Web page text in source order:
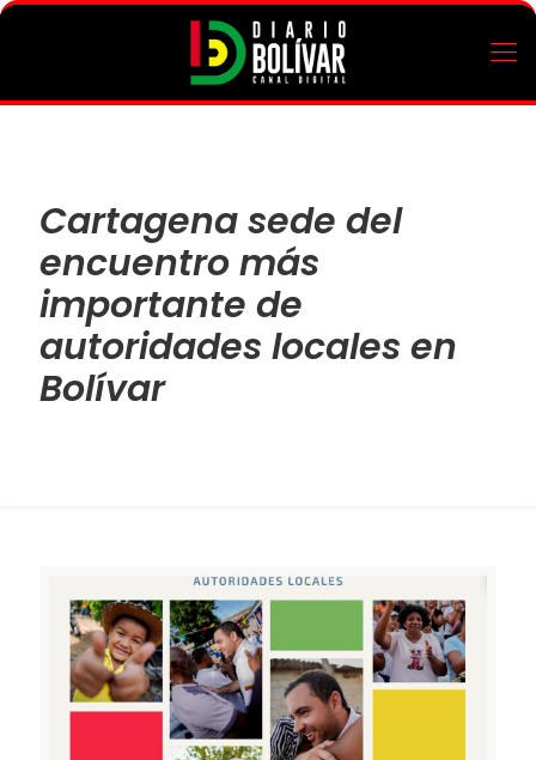
Cartagena sede del
encuentro más
importante de
autoridades locales en
Bolívar